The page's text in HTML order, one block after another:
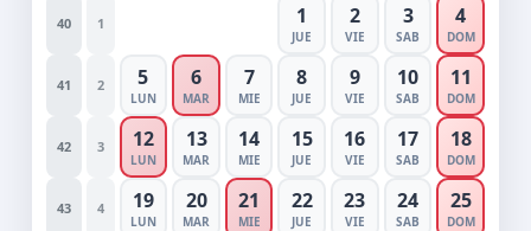
40 1 1
JUE
2
VIE
3
SAB
4
DOM
41 2 5
LUN
6
MAR
7
MIE
8
JUE
9
VIE
10
SAB
11
DOM
42 3 12
LUN
13
MAR
14
MIE
15
JUE
16
VIE
17
SAB
18
DOM
43 4 19
LUN
20
MAR
21
MIE
22
JUE
23
VIE
24
SAB
25
DOM